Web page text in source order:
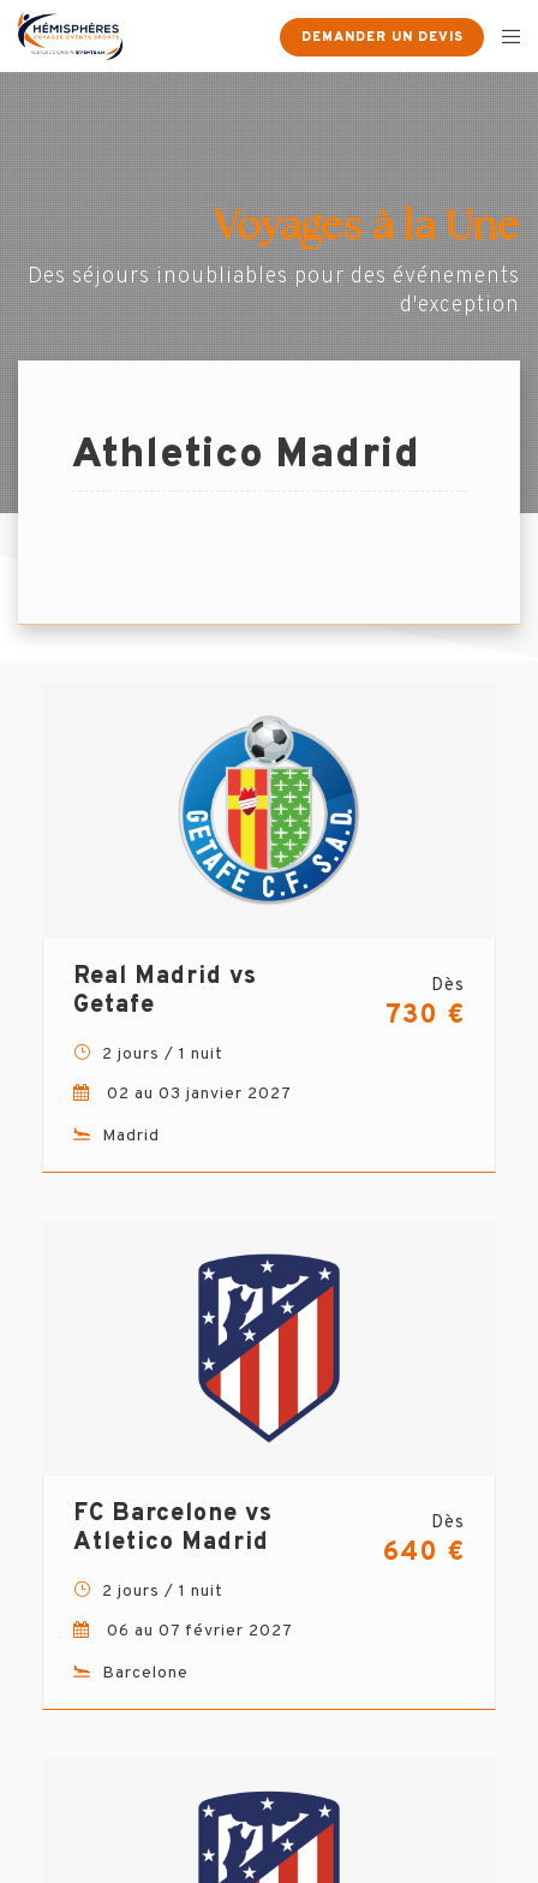
DEMANDER UN DEVIS
Voyages à la Une
Des séjours inoubliables pour des événements
d'exception
Athletico Madrid
Real Madrid vs
Getafe
Dès
730 €
2 jours / 1 nuit
02 au 03 janvier 2027
Madrid
FC Barcelone vs
Atletico Madrid
Dès
640 €
2 jours / 1 nuit
06 au 07 février 2027
Barcelone